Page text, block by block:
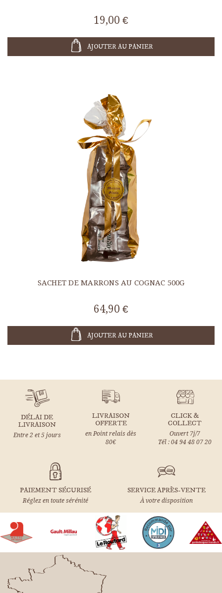
19,00 €
AJOUTER AU PANIER
SACHET DE MARRONS AU COGNAC 500G
64,90 €
AJOUTER AU PANIER
DÉLAI DE
LIVRAISON
Entre 2 et 5 jours
LIVRAISON
OFFERTE
en Point relais dès
80€
CLICK &
COLLECT
Ouvert 7j/7
Tél : 04 94 48 07 20
PAIEMENT SÉCURISÉ
Réglez en toute sérénité
SERVICE APRÈS-VENTE
À votre disposition